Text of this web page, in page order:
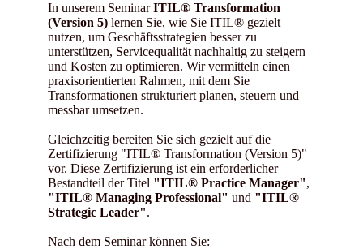
In unserem SeminarITIL® Transformation
(Version 5) lernen Sie, wie Sie ITIL® gezielt
nutzen, um Geschäftsstrategien besser zu
unterstützen, Servicequalität nachhaltig zu steigern
und Kosten zu optimieren. Wir vermitteln einen
praxisorientierten Rahmen, mit dem Sie
Transformationen strukturiert planen, steuern und
messbar umsetzen.
Gleichzeitig bereiten Sie sich gezielt auf die
Zertifizierung "ITIL® Transformation (Version 5)"
vor. Diese Zertifizierung ist ein erforderlicher
Bestandteil der Titel "ITIL® Practice Manager",
"ITIL® Managing Professional" und "ITIL®
Strategic Leader".
Nach dem Seminar können Sie: